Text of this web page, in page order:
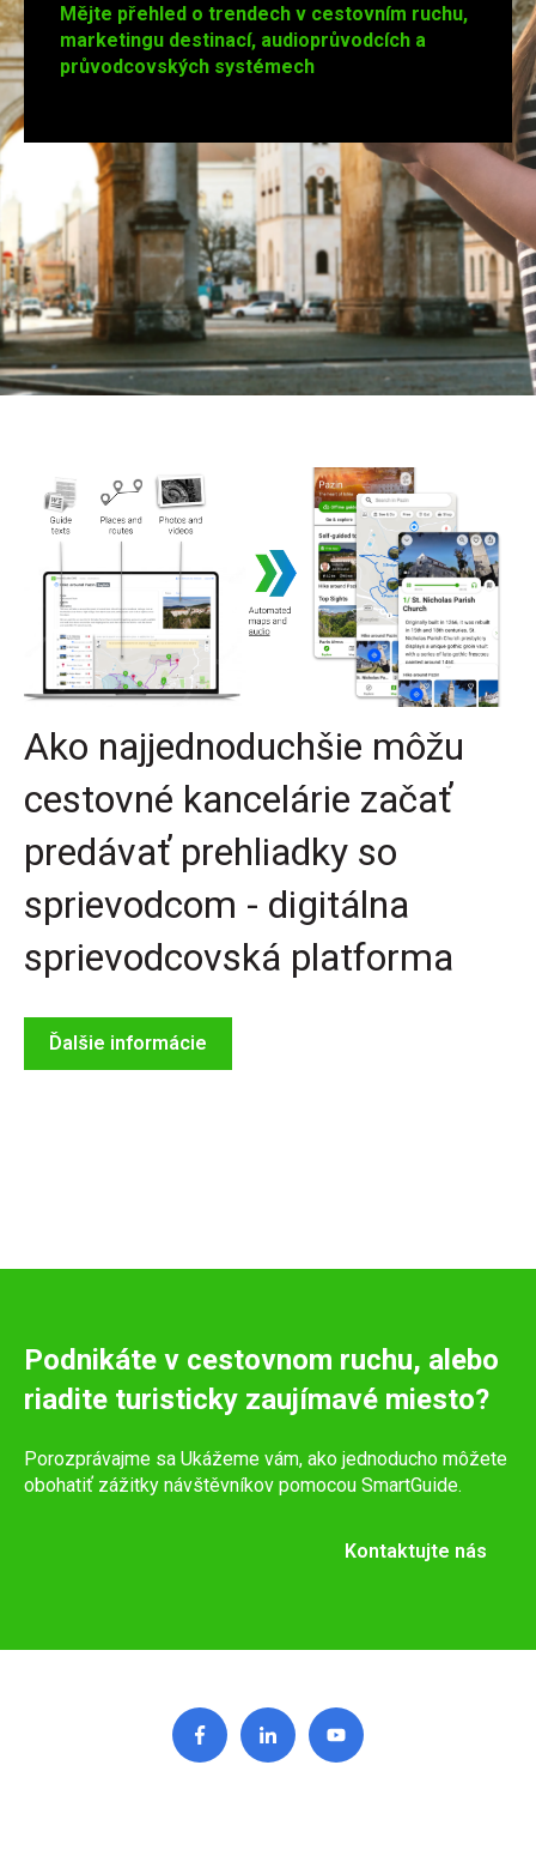
Mějte přehled o trendech v cestovním ruchu,
marketingu destinací, audioprůvodcích a
průvodcovských systémech
Ako najjednoduchšie môžu
cestovné kancelárie začať
predávať prehliadky so
sprievodcom - digitálna
sprievodcovská platforma
Ďalšie informácie
Podnikáte v cestovnom ruchu, alebo
riadite turisticky zaujímavé miesto?
Porozprávajme sa Ukážeme vám, ako jednoducho môžete
obohatiť zážitky návštěvníkov pomocou SmartGuide.
Kontaktujte nás